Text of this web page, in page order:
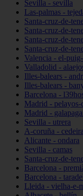
Sevilla - sevilla
Las-palmas -
Santa-cruz-de-
Santa-cruz-de-
Santa-cruz-de-
Santa-cruz-de-
Valencia - el-
Valladolid -
Illes-balears -
Illes-balears -
Barcelona -
Madrid - pelayos-
Madrid -
Sevilla - utrera
A-coruña - cedeira
Alicante - ondara
Sevilla - camas
Santa-cruz-de-
Barcelona -
Barcelona -
Lleida - vielha-e-